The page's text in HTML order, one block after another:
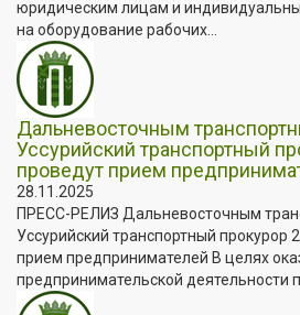
юридическим лицам и
на оборудование рабочих...
Дальневосточным
Уссурийский транспортный
проведут прием
28.11.2025
ПРЕСС-РЕЛИЗ Дальневосточным
Уссурийский транспортный прокурор
прием предпринимателей В целях
предпринимательской деятельности